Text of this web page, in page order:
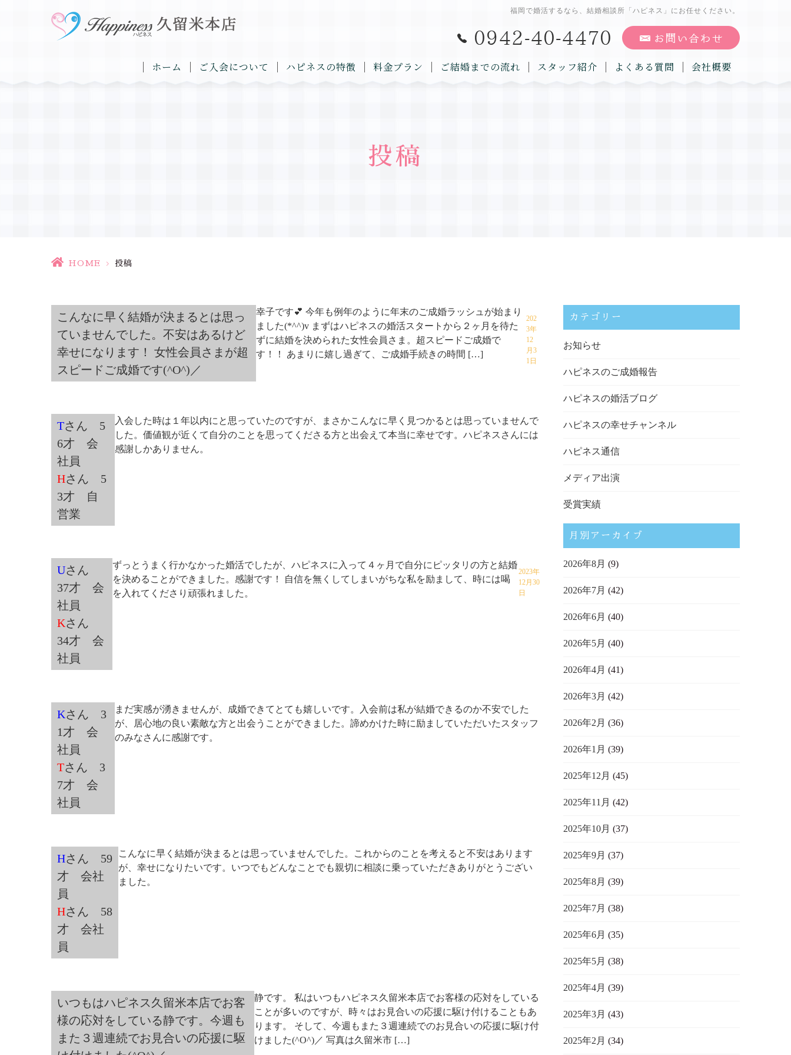
福岡で婚活するなら、結婚相談所「ハピネス」にお任せください。
ホーム ご入会について ハピネスの特徴 料金プラン ご結婚までの流れ スタッフ紹介 よくある質問 会社概要
投稿
HOME > 投稿
こんなに早く結婚が決まるとは思っ
ていませんでした。不安はあるけど
幸せになります！ 女性会員さまが超
スピードご成婚です(^O^)／
幸子です💕 今年も例年のように年末のご成婚ラッシュが始まり
ました(*^^)v まずはハピネスの婚活スタートから２ヶ月を待た
ずに結婚を決められた女性会員さま。超スピードご成婚で
す！！ あまりに嬉し過ぎて、ご成婚手続きの時間 […]
202
3年
12
月3
1日
Tさん 5
6才 会
社員
Hさん 5
3才 自
営業
入会した時は１年以内にと思っていたのですが、まさかこんなに早く見つかるとは思っていませんで
した。価値観が近くて自分のことを思ってくださる方と出会えて本当に幸せです。ハピネスさんには
感謝しかありません。
Uさん
37才 会
社員
Kさん
34才 会
社員
ずっとうまく行かなかった婚活でしたが、ハピネスに入って４ヶ月で自分にピッタリの方と結婚
を決めることができました。感謝です！ 自信を無くしてしまいがちな私を励まして、時には喝
を入れてくださり頑張れました。
2023年
12月30
日
Kさん 3
1才 会
社員
Tさん 3
7才 会
社員
まだ実感が湧きませんが、成婚できてとても嬉しいです。入会前は私が結婚できるのか不安でした
が、居心地の良い素敵な方と出会うことができました。諦めかけた時に励ましていただいたスタッフ
のみなさんに感謝です。
Hさん 59
才 会社
員
Hさん 58
才 会社
員
こんなに早く結婚が決まるとは思っていませんでした。これからのことを考えると不安はあります
が、幸せになりたいです。いつでもどんなことでも親切に相談に乗っていただきありがとうござい
ました。
いつもはハピネス久留米本店でお客
様の応対をしている静です。今週も
また３週連続でお見合いの応援に駆
静です。 私はいつもハピネス久留米本店でお客様の応対をしている
ことが多いのですが、時々はお見合いの応援に駆け付けることもあ
ります。 そして、今週もまた３週連続でのお見合いの応援に駆け付
けました(^O^)／ 写真は久留米市 […]
カテゴリー
お知らせ
ハピネスのご成婚報告
ハピネスの婚活ブログ
ハピネスの幸せチャンネル
ハピネス通信
メディア出演
受賞実績
月別アーカイブ
2026年8月 (9)
2026年7月 (42)
2026年6月 (40)
2026年5月 (40)
2026年4月 (41)
2026年3月 (42)
2026年2月 (36)
2026年1月 (39)
2025年12月 (45)
2025年11月 (42)
2025年10月 (37)
2025年9月 (37)
2025年8月 (39)
2025年7月 (38)
2025年6月 (35)
2025年5月 (38)
2025年4月 (39)
2025年3月 (43)
2025年2月 (34)